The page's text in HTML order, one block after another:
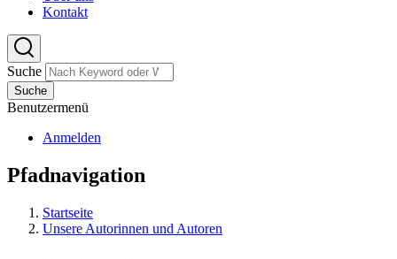
Kontakt
Suche
Suche
Benutzermenü
Anmelden
Pfadnavigation
Startseite
Unsere Autorinnen und Autoren